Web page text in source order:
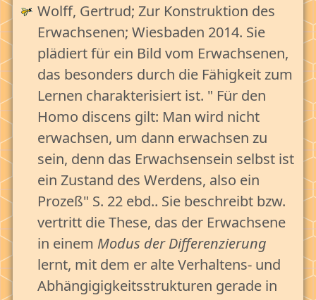
Wolff, Gertrud; Zur Konstruktion des
Erwachsenen; Wiesbaden 2014. Sie
plädiert für ein Bild vom Erwachsenen,
das besonders durch die Fähigkeit zum
Lernen charakterisiert ist. " Für den
Homo discens gilt: Man wird nicht
erwachsen, um dann erwachsen zu
sein, denn das Erwachsensein selbst ist
ein Zustand des Werdens, also ein
Prozeß" S. 22 ebd.. Sie beschreibt bzw.
vertritt die These, das der Erwachsene
in einem Modus der Differenzierung
lernt, mit dem er alte Verhaltens- und
Abhängigigkeitsstrukturen gerade in